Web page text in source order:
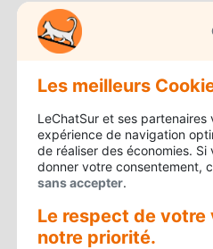
prévention couverts
Plafond annuel
Franchise
par
Cotisation
mensuelle
indicative
15 à 25 €
Notre conseil :
2, optez au minimum pour
avec un plafond d'au
Les meilleurs
LeChatSur et ses
expérience de navigation
de réaliser des économies.
donner votre consentement,
sans accepter.
Le respect de votre
notre priorité.